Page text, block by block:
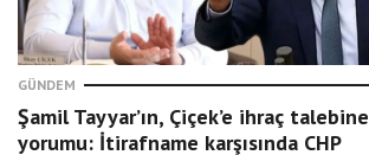
GÜNDEM
Şamil Tayyar’ın, Çiçek’e ihraç talebine
yorumu: İtirafname karşısında CHP